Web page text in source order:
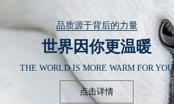
品质源于背后的力量
世界因你更温暖
THE WORLD IS MORE WARM FOR YOU
点击详情